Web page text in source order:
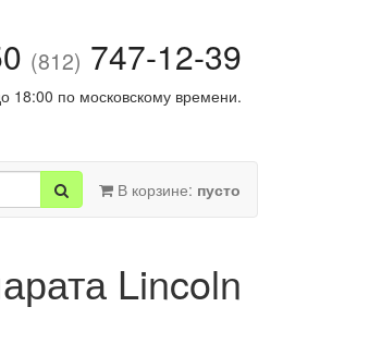
(812) 747-12-39
18:00 по московскому времени.
В корзине: пусто
Lincoln